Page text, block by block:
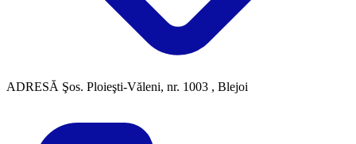
ADRESĂ Şos. Ploieşti-Văleni, nr. 1003 , Blejoi